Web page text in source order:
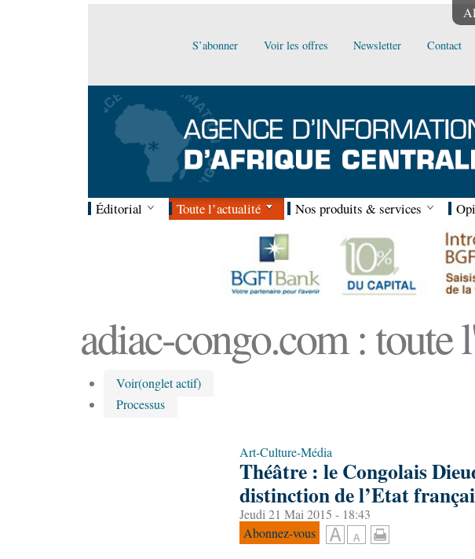
S’abonner Voir les offres Newsletter Contact
Éditorial Toute l’actualité Nos produits & services
adiac-congo.com : toute
Voir(onglet actif)
Processus
Art-Culture-Média
Théâtre : le Congolais
distinction de l’Etat
Jeudi 21 Mai 2015 - 18:43
Abonnez-vous